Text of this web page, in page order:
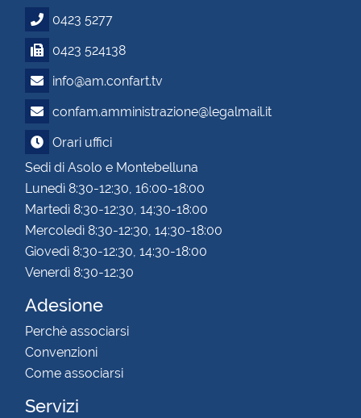
0423 5277
0423 524138
info@am.confart.tv
confam.amministrazione@legalmail.it
Orari uffici
Sedi di Asolo e Montebelluna
Lunedì 8:30-12:30, 16:00-18:00
Martedì 8:30-12:30, 14:30-18:00
Mercoledì 8:30-12:30, 14:30-18:00
Giovedì 8:30-12:30, 14:30-18:00
Venerdì 8:30-12:30
Adesione
Perchè associarsi
Convenzioni
Come associarsi
Servizi